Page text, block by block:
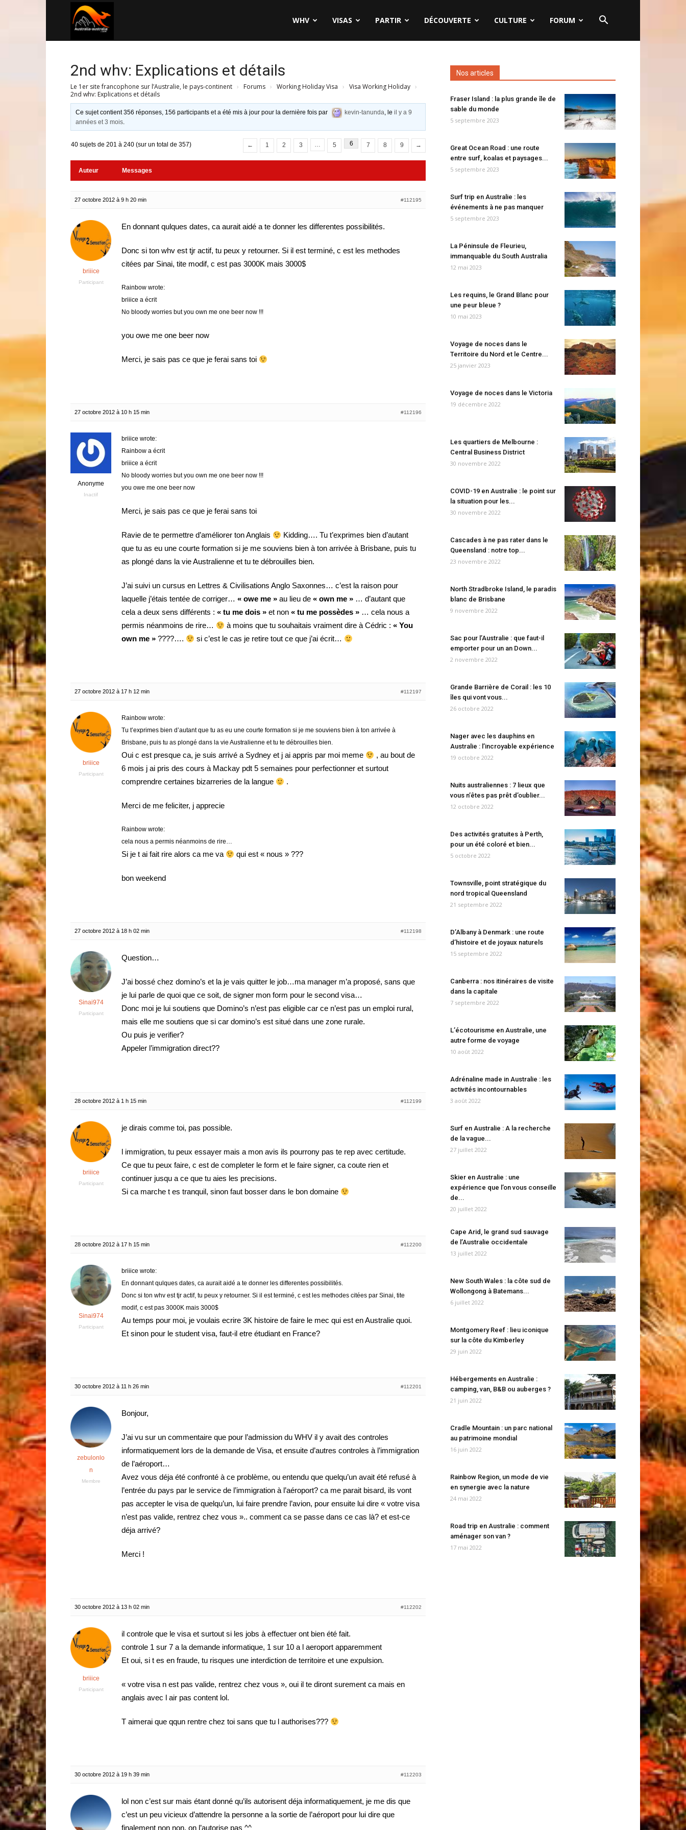
WHV VISAS PARTIR DÉCOUVERTE CULTURE FORUM
2nd whv: Explications et détails
Le 1er site francophone sur l’Australie, le pays-continent › Forums › Working Holiday Visa › Visa Working Holiday ›
2nd whv: Explications et détails
Ce sujet contient 356 réponses, 156 participants et a été mis à jour pour la dernière fois par kevin-tanunda, leil y a 9
années et 3 mois.
40 sujets de 201 à 240 (sur un total de 357) ← 1 2 3 … 5 6 7 8 9 →
Auteur Messages
27 octobre 2012 à 9 h 20 min #112195
briiice
Participant
En donnant qulques dates, ca aurait aidé a te donner les differentes possibilités.
Donc si ton whv est tjr actif, tu peux y retourner. Si il est terminé, c est les methodes
citées par Sinai, tite modif, c est pas 3000K mais 3000$
Rainbow wrote:
briiice a écrit
No bloody worries but you own me one beer now !!!
you owe me one beer now
Merci, je sais pas ce que je ferai sans toi
27 octobre 2012 à 10 h 15 min #112196
Anonyme
Inactif
briiice wrote:
Rainbow a écrit
briiice a écrit
No bloody worries but you own me one beer now !!!
you owe me one beer now
Merci, je sais pas ce que je ferai sans toi
Ravie de te permettre d’améliorer ton Anglais
Kidding…. Tu t’exprimes bien d’autant
que tu as eu une courte formation si je me souviens bien à ton arrivée à Brisbane, puis tu
as plongé dans la vie Australienne et tu te débrouilles bien.
J’ai suivi un cursus en Lettres & Civilisations Anglo Saxonnes… c’est la raison pour
laquelle j’étais tentée de corriger… « owe me » au lieu de « own me » … d’autant que
cela a deux sens différents : « tu me dois » et non « tu me possèdes » … cela nous a
permis néanmoins de rire…
à moins que tu souhaitais vraiment dire à Cédric : « You
own me » ????…. si c’est le cas je retire tout ce que j’ai écrit…
27 octobre 2012 à 17 h 12 min #112197
briiice
Participant
Rainbow wrote:
Tu t’exprimes bien d’autant que tu as eu une courte formation si je me souviens bien à ton arrivée à
Brisbane, puis tu as plongé dans la vie Australienne et tu te débrouilles bien.
Oui c est presque ca, je suis arrivé a Sydney et j ai appris par moi meme
, au bout de
6 mois j ai pris des cours à Mackay pdt 5 semaines pour perfectionner et surtout
comprendre certaines bizarreries de la langue
.
Merci de me feliciter, j apprecie
Rainbow wrote:
cela nous a permis néanmoins de rire…
Si je t ai fait rire alors ca me va qui est « nous » ???
bon weekend
27 octobre 2012 à 18 h 02 min #112198
Sinai974
Participant
Question…
J’ai bossé chez domino’s et la je vais quitter le job…ma manager m’a proposé, sans que
je lui parle de quoi que ce soit, de signer mon form pour le second visa…
Donc moi je lui soutiens que Domino’s n’est pas eligible car ce n’est pas un emploi rural,
mais elle me soutiens que si car domino’s est situé dans une zone rurale.
Ou puis je verifier?
Appeler l’immigration direct??
28 octobre 2012 à 1 h 15 min #112199
briiice
Participant
je dirais comme toi, pas possible.
l immigration, tu peux essayer mais a mon avis ils pourrony pas te rep avec certitude.
Ce que tu peux faire, c est de completer le form et le faire signer, ca coute rien et
continuer jusqu a ce que tu aies les precisions.
Si ca marche t es tranquil, sinon faut bosser dans le bon domaine
28 octobre 2012 à 17 h 15 min #112200
Sinai974
Participant
briiice wrote:
En donnant qulques dates, ca aurait aidé a te donner les differentes possibilités.
Donc si ton whv est tjr actif, tu peux y retourner. Si il est terminé, c est les methodes citées par Sinai, tite
modif, c est pas 3000K mais 3000$
Au temps pour moi, je voulais ecrire 3K histoire de faire le mec qui est en Australie quoi.
Et sinon pour le student visa, faut-il etre étudiant en France?
30 octobre 2012 à 11 h 26 min #112201
zebulonlo
n
Membre
Bonjour,
J’ai vu sur un commentaire que pour l’admission du WHV il y avait des controles
informatiquement lors de la demande de Visa, et ensuite d’autres controles à l’immigration
de l’aéroport…
Avez vous déja été confronté à ce problème, ou entendu que quelqu’un avait été refusé à
l’entrée du pays par le service de l’immigration à l’aéroport? ca me parait bisard, ils vont
pas accepter le visa de quelqu’un, lui faire prendre l’avion, pour ensuite lui dire « votre visa
n’est pas valide, rentrez chez vous ».. comment ca se passe dans ce cas là? et est-ce
déja arrivé?
Merci !
30 octobre 2012 à 13 h 02 min #112202
briiice
Participant
il controle que le visa et surtout si les jobs à effectuer ont bien été fait.
controle 1 sur 7 a la demande informatique, 1 sur 10 a l aeroport apparemment
Et oui, si t es en fraude, tu risques une interdiction de territoire et une expulsion.
« votre visa n est pas valide, rentrez chez vous », oui il te diront surement ca mais en
anglais avec l air pas content lol.
T aimerai que qqun rentre chez toi sans que tu l authorises???
30 octobre 2012 à 19 h 39 min #112203
lol non c’est sur mais étant donné qu’ils autorisent déja informatiquement, je me dis que
c’est un peu vicieux d’attendre la personne a la sortie de l’aéroport pour lui dire que
finalement non non, on l’autorise pas ^^
Nos articles
Fraser Island : la plus grande île de
sable du monde
5 septembre 2023
Great Ocean Road : une route
entre surf, koalas et paysages...
5 septembre 2023
Surf trip en Australie : les
événements à ne pas manquer
5 septembre 2023
La Péninsule de Fleurieu,
immanquable du South Australia
12 mai 2023
Les requins, le Grand Blanc pour
une peur bleue ?
10 mai 2023
Voyage de noces dans le
Territoire du Nord et le Centre...
25 janvier 2023
Voyage de noces dans le Victoria
19 décembre 2022
Les quartiers de Melbourne :
Central Business District
30 novembre 2022
COVID-19 en Australie : le point sur
la situation pour les...
30 novembre 2022
Cascades à ne pas rater dans le
Queensland : notre top...
23 novembre 2022
North Stradbroke Island, le paradis
blanc de Brisbane
9 novembre 2022
Sac pour l’Australie : que faut-il
emporter pour un an Down...
2 novembre 2022
Grande Barrière de Corail : les 10
îles qui vont vous...
26 octobre 2022
Nager avec les dauphins en
Australie : l’incroyable expérience
19 octobre 2022
Nuits australiennes : 7 lieux que
vous n’êtes pas prêt d’oublier...
12 octobre 2022
Des activités gratuites à Perth,
pour un été coloré et bien...
5 octobre 2022
Townsville, point stratégique du
nord tropical Queensland
21 septembre 2022
D’Albany à Denmark : une route
d’histoire et de joyaux naturels
15 septembre 2022
Canberra : nos itinéraires de visite
dans la capitale
7 septembre 2022
L’écotourisme en Australie, une
autre forme de voyage
10 août 2022
Adrénaline made in Australie : les
activités incontournables
3 août 2022
Surf en Australie : A la recherche
de la vague...
27 juillet 2022
Skier en Australie : une
expérience que l’on vous conseille
de...
20 juillet 2022
Cape Arid, le grand sud sauvage
de l’Australie occidentale
13 juillet 2022
New South Wales : la côte sud de
Wollongong à Batemans...
6 juillet 2022
Montgomery Reef : lieu iconique
sur la côte du Kimberley
29 juin 2022
Hébergements en Australie :
camping, van, B&B ou auberges ?
21 juin 2022
Cradle Mountain : un parc national
au patrimoine mondial
16 juin 2022
Rainbow Region, un mode de vie
en synergie avec la nature
24 mai 2022
Road trip en Australie : comment
aménager son van ?
17 mai 2022